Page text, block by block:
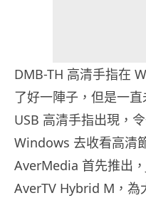
DMB-TH 高清手指在
了好一陣子，但是一
USB 高清手指出現，
Windows 去收看高清
AverMedia 首先推出
AverTV Hybrid M，為